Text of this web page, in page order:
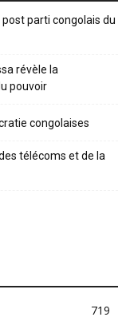
parti congolais du
révèle la
pouvoir
congolaises
télécoms et de la
719